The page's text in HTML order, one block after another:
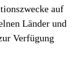
auf
Länder und
Verfügung